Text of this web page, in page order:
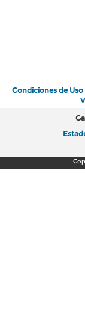
Condiciones de Uso